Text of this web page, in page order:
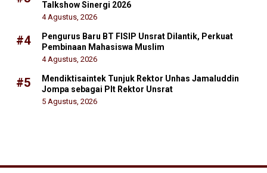
Talkshow Sinergi 2026
4 Agustus, 2026
#4
Pengurus Baru BT FISIP Unsrat Dilantik, Perkuat
Pembinaan Mahasiswa Muslim
4 Agustus, 2026
#5
Mendiktisaintek Tunjuk Rektor Unhas Jamaluddin
Jompa sebagai Plt Rektor Unsrat
5 Agustus, 2026